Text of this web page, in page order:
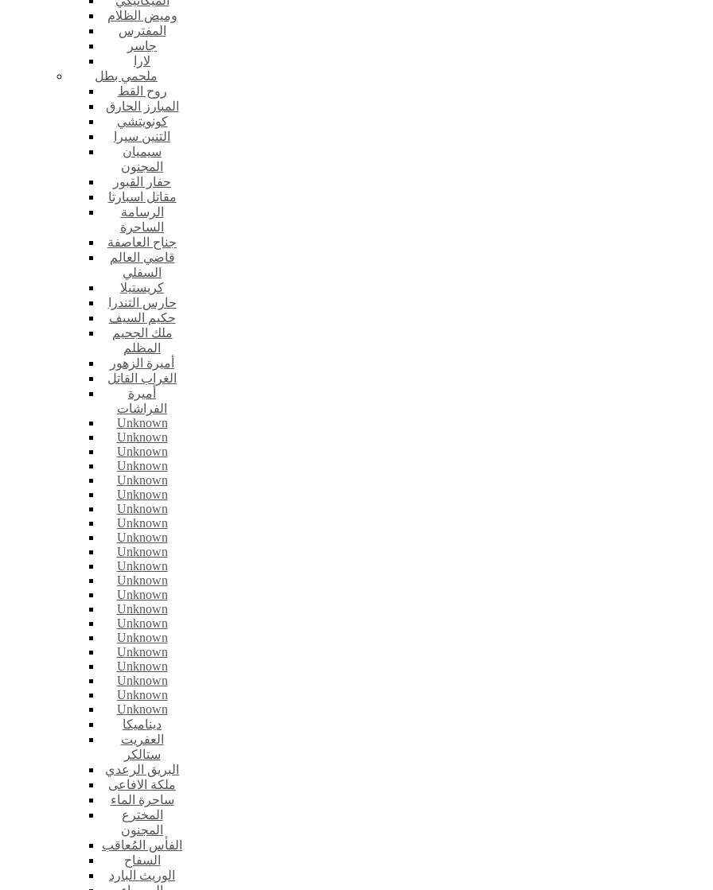
وميض الظلام
المفترس
جاسر
لارا
ملحمي بطل
روح القط
المبارز الحارق
كونويتشي
التنين سيرا
سيميان
المجنون
حفار القبور
مقاتل اسبارتا
الرسامة
الساحرة
جناح العاصفة
قاضي العالم
السفلي
كريستيلا
حارس التندرا
حكيم السيف
ملك الجحيم
المظلم
أميرة الزهور
الغراب القاتل
أميرة
الفراشات
Unknown
Unknown
Unknown
Unknown
Unknown
Unknown
Unknown
Unknown
Unknown
Unknown
Unknown
Unknown
Unknown
Unknown
Unknown
Unknown
Unknown
Unknown
Unknown
Unknown
Unknown
ديناميكا
العفريت
ستالكر
البريق الرعدي
ملكة الافاعى
ساحرة الماء
المخترع
المجنون
الفأس المُعاقب
السفاح
الوريث البارد